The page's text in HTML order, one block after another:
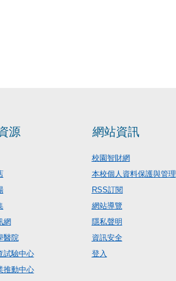
源
網
醫院
試驗中心
推動中心
網站資訊
校園智財網
本校個人資料保護與管理
RSS訂閱
網站導覽
隱私聲明
資訊安全
登入